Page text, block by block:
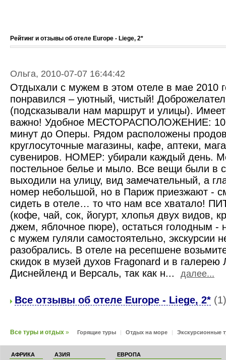
Рейтинг и отзывы об отеле Europe - Liege, 2*
Ольга, 2010-07-07 16:44:42
Отдыхали с мужем в этом отеле в мае 2010
понравился – уютный, чистый!
(подсказывали нам маршрут и улицы).
важно! Удобное МЕСТОРАСПОЛОЖЕНИЕ: 10
минут до Оперы. Рядом расположены
круглосуточные магазины, кафе, аптеки,
сувениров. НОМЕР: убирали каждый день.
постельное белье и мыло. Все вещи были в
выходили на улицу, вид замечательный, а
номер небольшой, но в Париж приезжают -
сидеть в отеле… то что нам все хватало!
(кофе, чай, сок, йогурт, хлопья двух видов,
джем, яблочное пюре), остаться голодным -
с мужем гуляли самостоятельно, экскурсии
разобрались. В отеле на ресепшене
скидок в музей духов Fragonard и в
Диснейленд и Версаль, так как н... далее...
Все отзывы об отеле Europe - Liege, 2* (1)
Все туры и отдых » Горящие туры | Отдых на море | Экскурсионные
АФРИКА
АЗИЯ
ЕВРОПА